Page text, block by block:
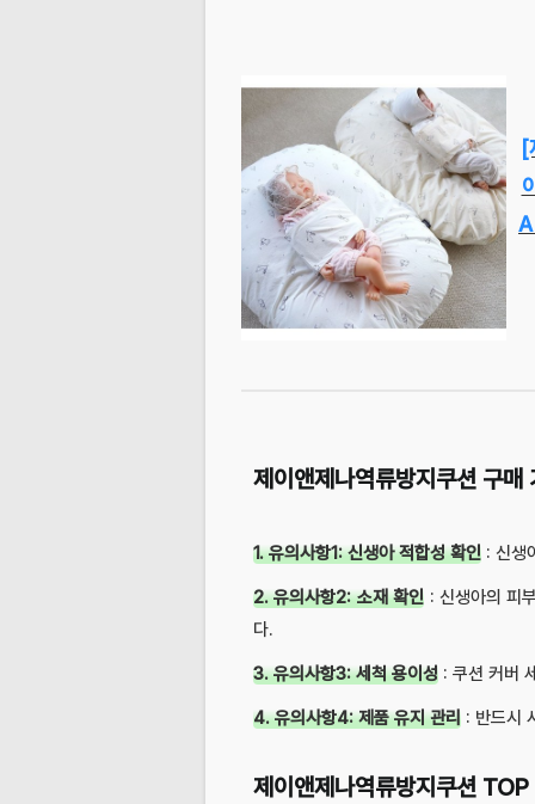
[
제이앤제나역류방지쿠션 구매
1. 유의사항1: 신생아 적합성 확인 : 신생
2. 유의사항2: 소재 확인 : 신생아의 피
다.
3. 유의사항3: 세척 용이성 : 쿠션 커버
4. 유의사항4: 제품 유지 관리 : 반드시
제이앤제나역류방지쿠션